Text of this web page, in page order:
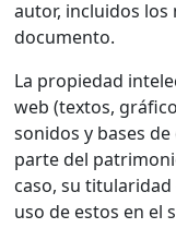
autor, incluidos los
documento.
La propiedad
web (textos,
sonidos y bases
parte del
caso, su
uso de estos en el